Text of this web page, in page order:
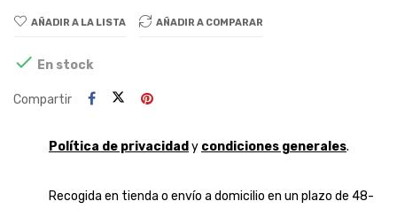
AÑADIR A LA LISTA AÑADIR A COMPARAR
 En stock
Compartir
Política de privacidad y condiciones generales.
Recogida en tienda o envío a domicilio en un plazo de 48-